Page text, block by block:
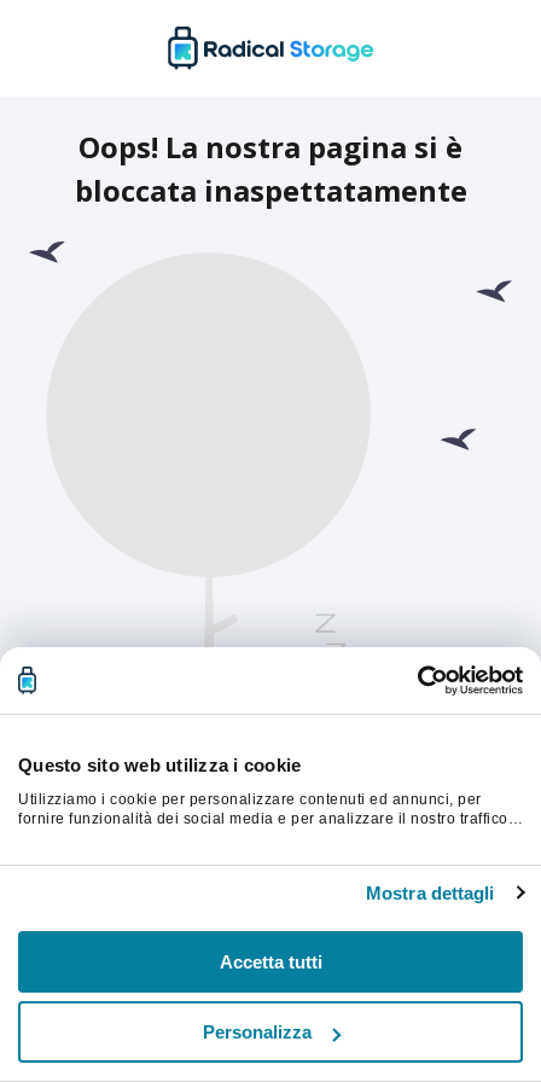
Questo sito web utilizza i cookie
Utilizziamo i cookie per personalizzare contenuti ed annunci, per
fornire funzionalità dei social media e per analizzare il nostro traffico.
che hai fornito loro o che hanno raccolto dal tuo utilizzo dei loro
Mostra dettagli
Accetta tutti
Personalizza
Oops! La nostra pagina si è
bloccata inaspettatamente
Aggiorna la pagina per continuare.
Aggiorna